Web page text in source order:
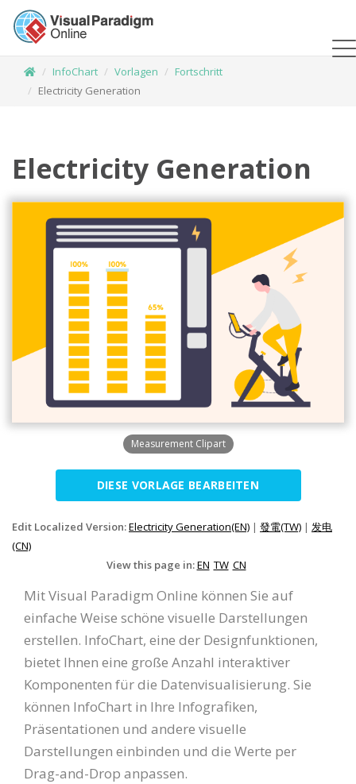
InfoChart Vorlagen
Fortschritt
Electricity Generation
Electricity Generation
Measurement Clipart
DIESE VORLAGE BEARBEITEN
Edit Localized Version:Electricity Generation(EN) | 發電(TW) | 发电
(CN)
View this page in:EN TW CN
Mit Visual Paradigm Online können Sie auf
einfache Weise schöne visuelle Darstellungen
erstellen. InfoChart, eine der Designfunktionen,
bietet Ihnen eine große Anzahl interaktiver
Komponenten für die Datenvisualisierung. Sie
können InfoChart in Ihre Infografiken,
Präsentationen und andere visuelle
Darstellungen einbinden und die Werte per
Drag-and-Drop anpassen.